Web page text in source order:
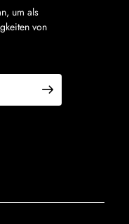
um als
von